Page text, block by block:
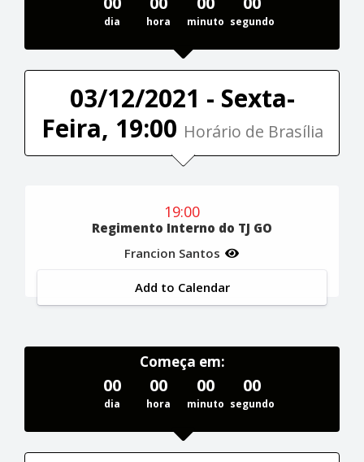
dia hora minuto segundo
03/12/2021 - Sexta-
Feira, 19:00 Horário de Brasília
19:00
Regimento Interno do TJ GO
Francion Santos
Add to Calendar
Começa em:
00
dia
00
hora
00
minuto
00
segundo